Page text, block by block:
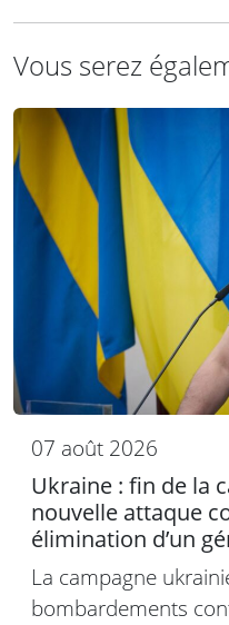
Vous serez
07 août 2026
Ukraine : fin de la
nouvelle attaque
élimination d’un
La campagne
bombardements